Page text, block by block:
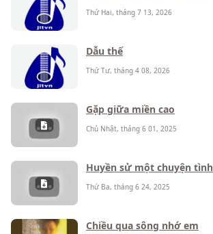
Thứ Hai, tháng 7 13, 2026
Dẫu thế
Thứ Tư, tháng 4 08, 2026
Gặp giữa miền cao
Chủ Nhật, tháng 6 01, 2025
Huyền sử một chuyện tình
Thứ Ba, tháng 6 24, 2025
Chiều qua sông nhớ em